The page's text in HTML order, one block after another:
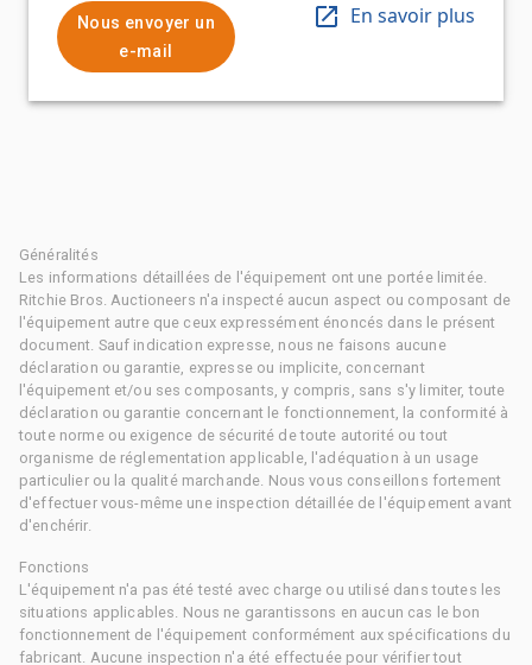
Nous envoyer un
e-mail
En savoir plus
Généralités
Les informations détaillées de l'équipement ont une portée limitée.
Ritchie Bros. Auctioneers n'a inspecté aucun aspect ou composant de
l'équipement autre que ceux expressément énoncés dans le présent
document. Sauf indication expresse, nous ne faisons aucune
déclaration ou garantie, expresse ou implicite, concernant
l'équipement et/ou ses composants, y compris, sans s'y limiter, toute
déclaration ou garantie concernant le fonctionnement, la conformité à
toute norme ou exigence de sécurité de toute autorité ou tout
organisme de réglementation applicable, l'adéquation à un usage
particulier ou la qualité marchande. Nous vous conseillons fortement
d'effectuer vous-même une inspection détaillée de l'équipement avant
d'enchérir.
Fonctions
L'équipement n'a pas été testé avec charge ou utilisé dans toutes les
situations applicables. Nous ne garantissons en aucun cas le bon
fonctionnement de l'équipement conformément aux spécifications du
fabricant. Aucune inspection n'a été effectuée pour vérifier tout